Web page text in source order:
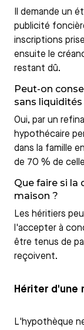
Il demande un
publicité
inscriptions
ensuite le
restant dû.
Peut-on
sans liquidités
Oui, par un
hypothécaire
dans la famille
de 70 % de
Que faire si la
maison ?
Les héritiers
l'accepter à
être tenus de
reçoivent.
Hériter d'une
L'hypothèque